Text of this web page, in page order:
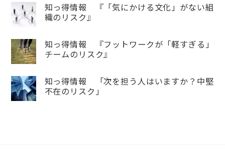
知っ得情報 『「気にかける文化」がない組
織のリスク』
知っ得情報 『フットワークが「軽すぎる」
チームのリスク』
知っ得情報 「次を担う人はいますか？中堅
不在のリスク」